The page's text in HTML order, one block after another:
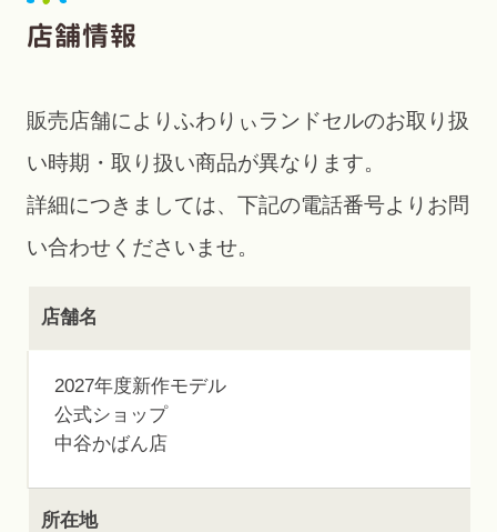
店舗情報
販売店舗によりふわりぃランドセルのお取り扱
い時期・取り扱い商品が異なります。
詳細につきましては、下記の電話番号よりお問
い合わせくださいませ。
店舗名
2027年度新作モデル
公式ショップ
中谷かばん店
所在地